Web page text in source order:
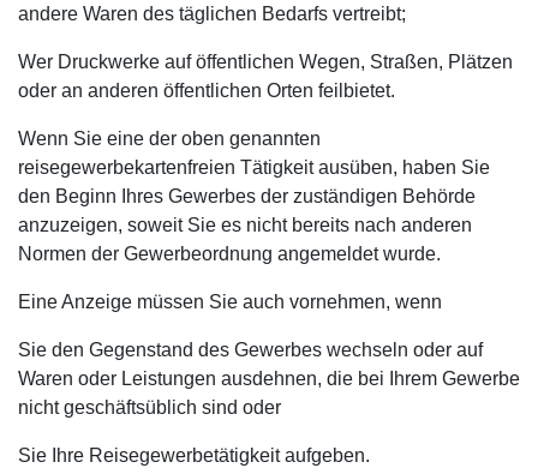
andere Waren des täglichen Bedarfs vertreibt;
Wer Druckwerke auf öffentlichen Wegen, Straßen, Plätzen
oder an anderen öffentlichen Orten feilbietet.
Wenn Sie eine der oben genannten
reisegewerbekartenfreien Tätigkeit ausüben, haben Sie
den Beginn Ihres Gewerbes der zuständigen Behörde
anzuzeigen, soweit Sie es nicht bereits nach anderen
Normen der Gewerbeordnung angemeldet wurde.
Eine Anzeige müssen Sie auch vornehmen, wenn
Sie den Gegenstand des Gewerbes wechseln oder auf
Waren oder Leistungen ausdehnen, die bei Ihrem Gewerbe
nicht geschäftsüblich sind oder
Sie Ihre Reisegewerbetätigkeit aufgeben.